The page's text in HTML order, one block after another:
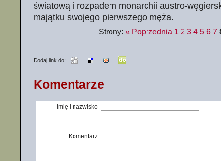
światową i rozpadem monarchii austro-
majątku swojego pierwszego męża.
Strony:« Poprzednia 1 2 3 4 5 6 7
Dodaj link do:
Komentarze
Imię i nazwisko
Komentarz